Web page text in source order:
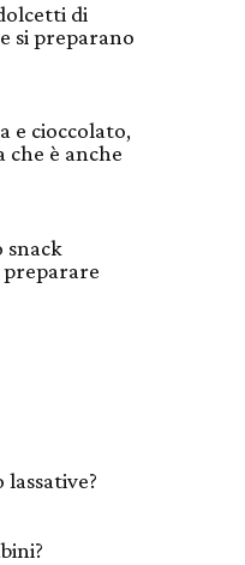
di
si preparano
e cioccolato,
che è anche
snack
preparare